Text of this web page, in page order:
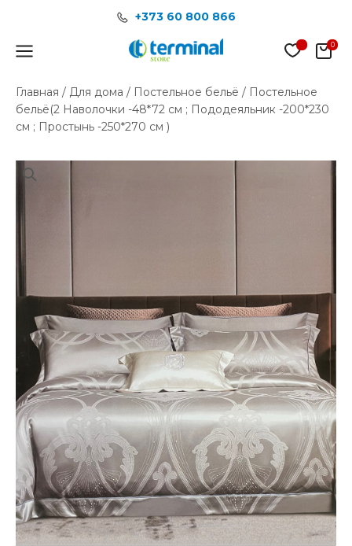
содержимому
+373 60 800 866
Main
Главная / Для дома / Постельное бельё / Постельное
бельё(2 Наволочки -48*72 см ; Пододеяльник -200*230
см ; Простынь -250*270 см )
товара
Постельное
Наволочки
Пододеяльник
-200*230
Простынь
-250*270
)